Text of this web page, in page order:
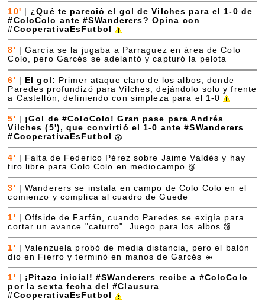
10' | ¿Qué te pareció el gol de Vilches para el 1-0 de
#ColoColo ante #SWanderers? Opina con
#CooperativaEsFutbol
8' |García se la jugaba a Parraguez en área de Colo
Colo, pero Garcés se adelantó y capturó la pelota
6' El gol: Primer ataque claro de los albos, donde
Paredes profundizó para Vilches, dejándolo solo y frente
a Castellón, definiendo con simpleza para el 1-0
5'
¡Gol de #ColoColo! Gran pase para Andrés
Vilches (5'), que convirtió el 1-0 ante #SWanderers
#CooperativaEsFutbol
4'
Falta de Federico Pérez sobre Jaime Valdés y hay
tiro libre para Colo Colo en mediocampo
3' |Wanderers se instala en campo de Colo Colo en el
comienzo y complica al cuadro de Guede
1' |Offside de Farfán, cuando Paredes se exigía para
cortar un avance "caturro". Juego para los albos
1' |Valenzuela probó de media distancia, pero el balón
dio en Fierro y terminó en manos de Garcés
1'
¡Pitazo inicial! #SWanderers recibe a #ColoColo
por la sexta fecha del #Clausura
#CooperativaEsFutbol